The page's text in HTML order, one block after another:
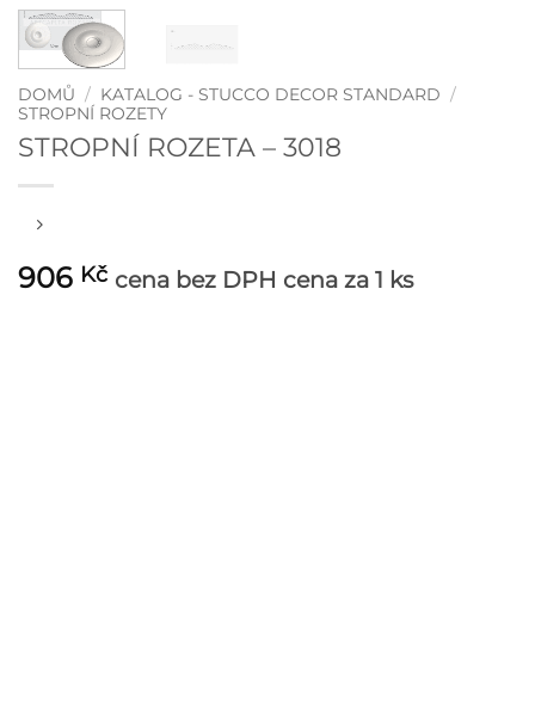
DOMŮ / KATALOG - STUCCO DECOR STANDARD /
STROPNÍ ROZETY
STROPNÍ ROZETA – 3018
906 Kč cena bez DPH cena za 1 ks